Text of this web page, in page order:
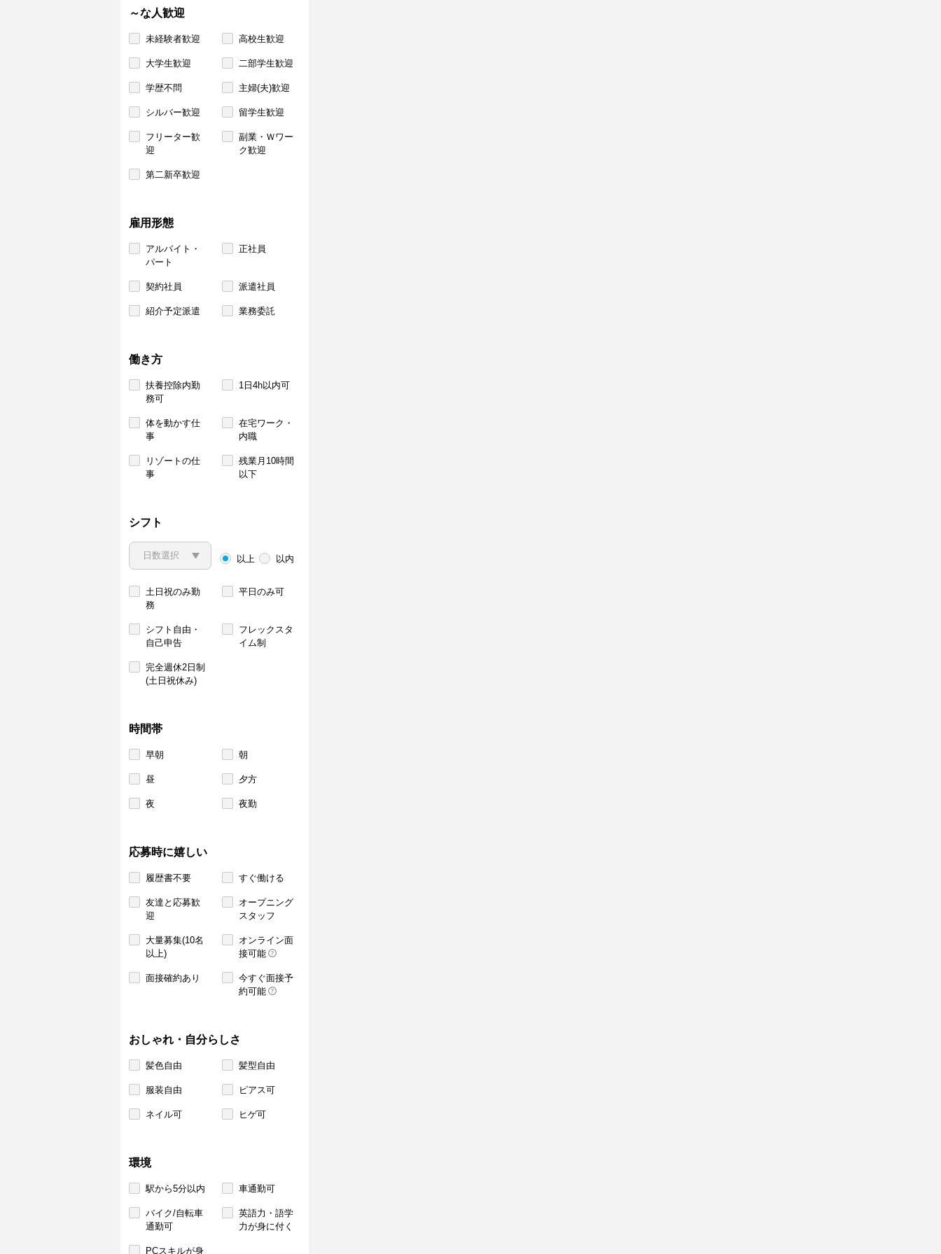
～な人歓迎
未経験者歓迎 高校生歓迎
大学生歓迎 二部学生歓迎
学歴不問 主婦(夫)歓迎
シルバー歓迎 留学生歓迎
フリーター歓
迎
副業・Ｗワー
ク歓迎
第二新卒歓迎
雇用形態
アルバイト・
パート
正社員
契約社員 派遣社員
紹介予定派遣 業務委託
働き方
扶養控除内勤
務可
1日4h以内可
体を動かす仕
事
在宅ワーク・
内職
リゾートの仕
事
残業月10時間
以下
シフト
以上 以内
土日祝のみ勤
務
平日のみ可
シフト自由・
自己申告
フレックスタ
イム制
完全週休2日制
(土日祝休み)
時間帯
早朝 朝
昼 夕方
夜 夜勤
応募時に嬉しい
履歴書不要 すぐ働ける
友達と応募歓
迎
オープニング
スタッフ
大量募集(10名
以上)
オンライン面
接可能
面接確約あり
今すぐ面接予
約可能
おしゃれ・自分らしさ
髪色自由 髪型自由
服装自由 ピアス可
ネイル可 ヒゲ可
環境
駅から5分以内 車通勤可
バイク/自転車
通勤可
英語力・語学
力が身に付く
PCスキルが身